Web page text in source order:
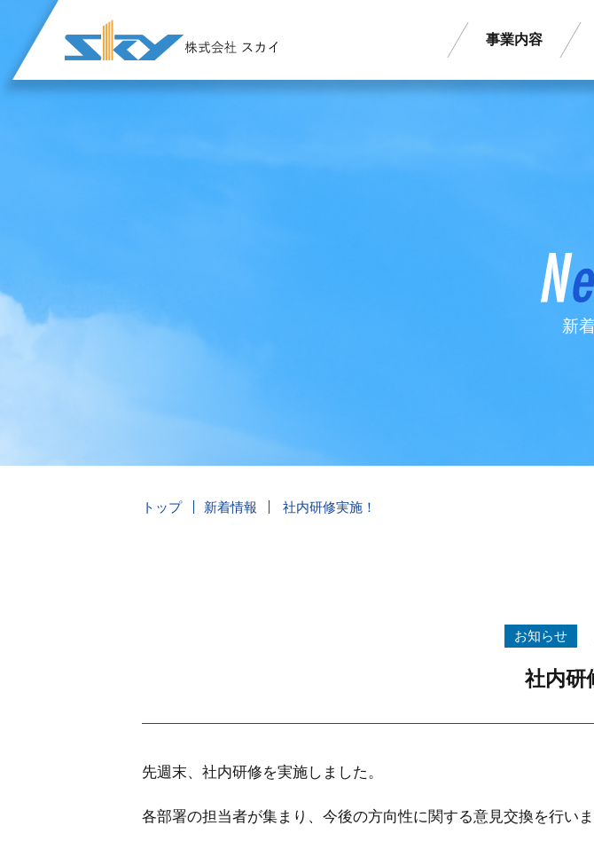
事業内容
新
トップ 新着情報 社内研修実施！
お知らせ
社内研
先週末、社内研修を実施しました。
各部署の担当者が集まり、今後の方向性に関する意見交換を行いま